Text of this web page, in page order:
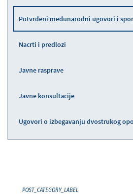
Potvrđeni međunarodni ugovori i
Nacrti i predlozi
Javne rasprave
Javne konsultacije
Ugovori o izbegavanju dvostrukog
POST_CATEGORY_LABEL